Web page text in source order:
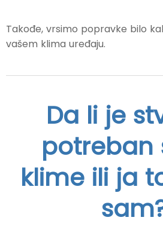
Takođe, vrsimo popravke bilo
vašem klima uređaju.
Da li je
potreban
klime ili ja